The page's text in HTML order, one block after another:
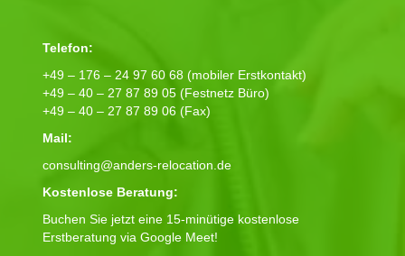
Telefon:
+49 – 176 – 24 97 60 68 (mobiler Erstkontakt)
+49 – 40 – 27 87 89 05 (Festnetz Büro)
+49 – 40 – 27 87 89 06 (Fax)
Mail:
consulting@anders-relocation.de
Kostenlose Beratung:
Buchen Sie jetzt eine 15-minütige kostenlose
Erstberatung via Google Meet!